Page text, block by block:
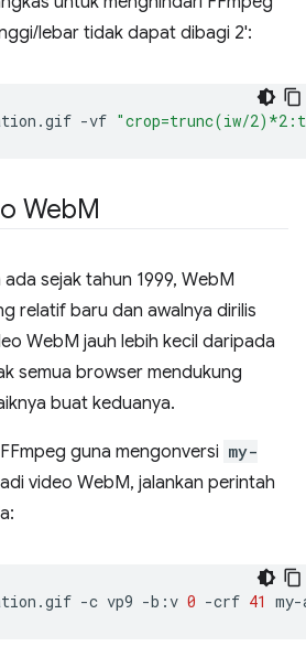
lebar tidak dapat dibagi 2':
-vf "crop=trunc(iw/
WebM
sejak tahun 1999, WebM
relatif baru dan awalnya dirilis
WebM jauh lebih kecil daripada
semua browser mendukung
buat keduanya.
guna mengonversi my-
video WebM, jalankan perintah
-c vp9 -b:v 0 -crf 41